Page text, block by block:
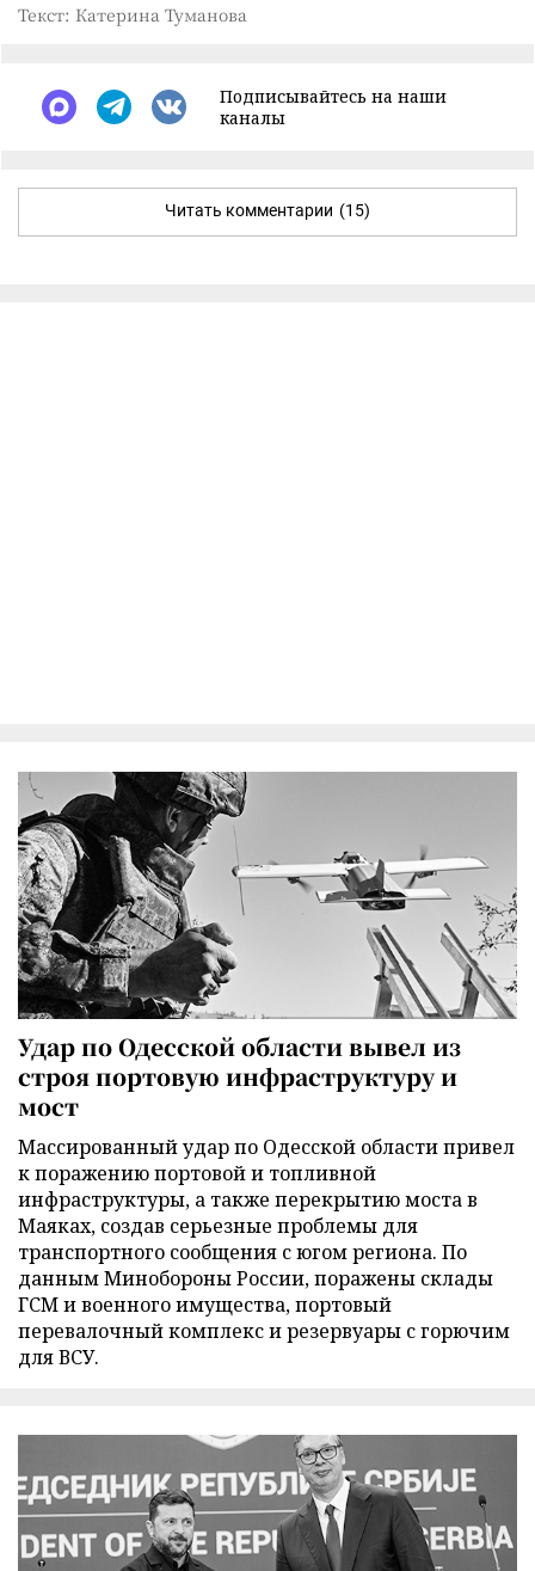
Текст: Катерина Туманова
Подписывайтесь на наши
каналы
Читать комментарии (15)
Удар по Одесской области вывел из
строя портовую инфраструктуру и
мост
Массированный удар по Одесской области привел
к поражению портовой и топливной
инфраструктуры, а также перекрытию моста в
Маяках, создав серьезные проблемы для
транспортного сообщения с югом региона. По
данным Минобороны России, поражены склады
ГСМ и военного имущества, портовый
перевалочный комплекс и резервуары с горючим
для ВСУ.